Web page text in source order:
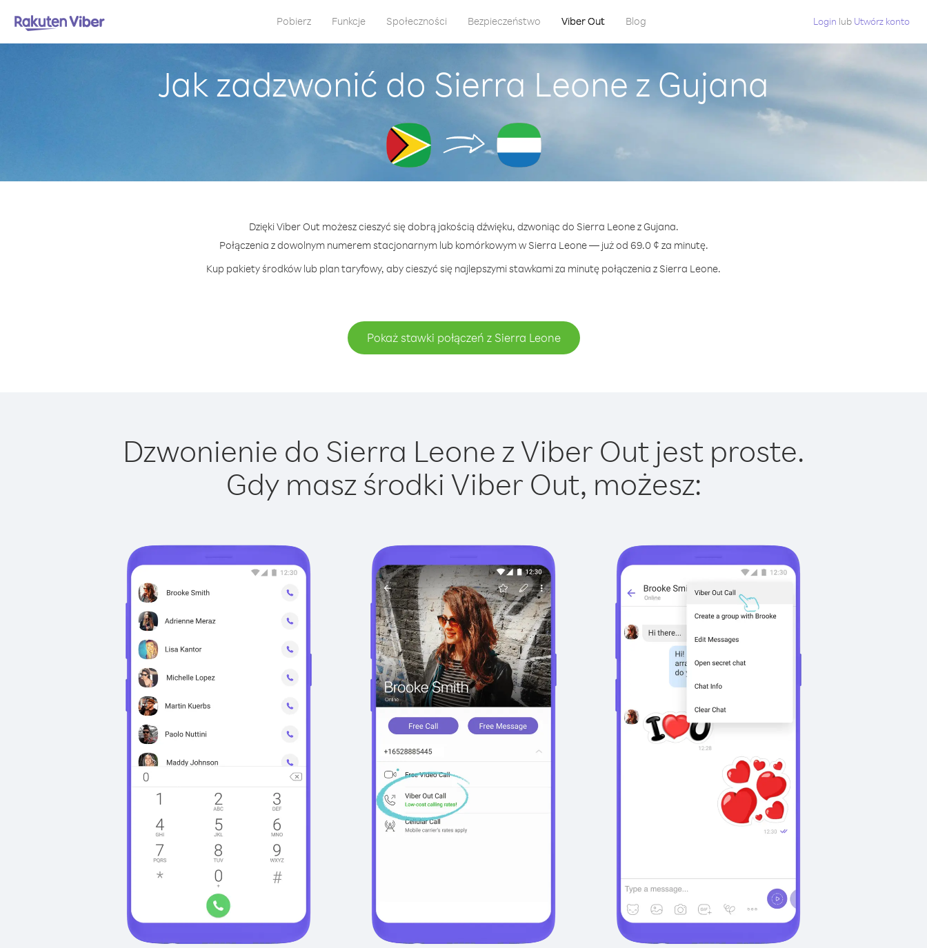
Pobierz Funkcje Społeczności Bezpieczeństwo Viber Out Blog Login lub Utwórz konto
Jak zadzwonić do Sierra Leone z Gujana
Dzięki Viber Out możesz cieszyć się dobrą jakością dźwięku, dzwoniąc do Sierra Leone z Gujana.
Połączenia z dowolnym numerem stacjonarnym lub komórkowym w Sierra Leone — już od 69.0 ¢ za minutę.
Kup pakiety środków lub plan taryfowy, aby cieszyć się najlepszymi stawkami za minutę połączenia z Sierra Leone.
Pokaż stawki połączeń z Sierra Leone
Dzwonienie do Sierra Leone z Viber Out jest proste.
Gdy masz środki Viber Out, możesz: